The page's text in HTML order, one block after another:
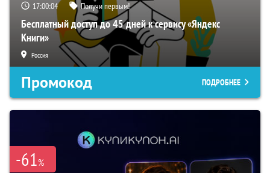
17:00:03 Получи первым!
Бесплатный доступ до 45 дней к сервису «Яндекс
Книги»
Россия
Промокод ПОДРОБНЕЕ
-61%